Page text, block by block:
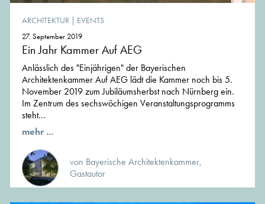
ARCHITEKTUR | EVENTS
27. September 2019
Ein Jahr Kammer Auf AEG
Anlässlich des "Einjährigen" der Bayerischen
Architektenkammer Auf AEG lädt die Kammer noch bis 5.
November 2019 zum Jubiläumsherbst nach Nürnberg ein.
Im Zentrum des sechswöchigen Veranstaltungspro­gramms
steht...
mehr ...
von Bayerische Architektenkammer,
Gastautor